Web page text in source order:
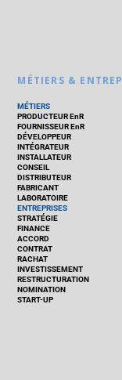
MÉTIERS &
MÉTIERS
PRODUCTEUR EnR
FOURNISSEUR EnR
DÉVELOPPEUR
INTÉGRATEUR
INSTALLATEUR
CONSEIL
DISTRIBUTEUR
FABRICANT
LABORATOIRE
ENTREPRISES
STRATÉGIE
FINANCE
ACCORD
CONTRAT
RACHAT
INVESTISSEMENT
RESTRUCTURATION
NOMINATION
START-UP